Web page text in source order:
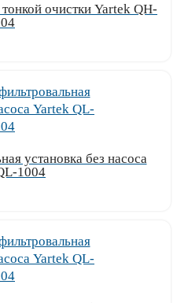
очистки Yartek QH-
установка без насоса
1004